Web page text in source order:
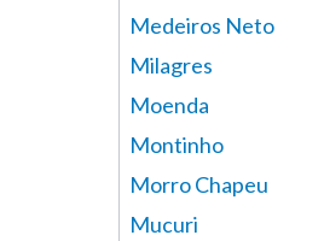
Medeiros Neto
Milagres
Moenda
Montinho
Morro Chapeu
Mucuri